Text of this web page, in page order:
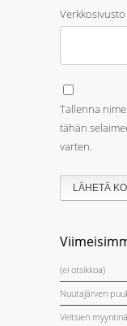
Verkkosivusto
Tallenna
tähän
varten.
(ei otsikkoa)
Nuutajärven
Veitsien